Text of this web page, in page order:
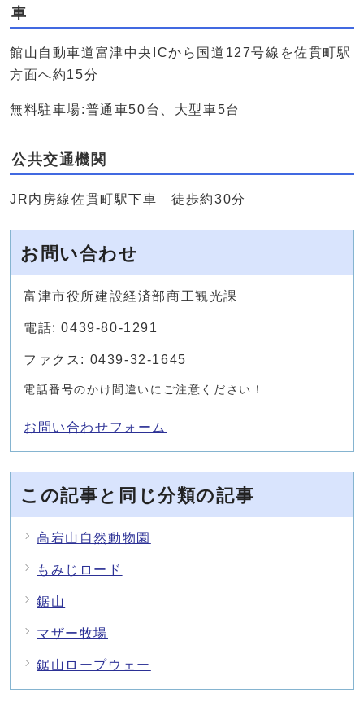
車
館山自動車道富津中央ICから国道127号線を佐貫町駅
方面へ約15分
無料駐車場:普通車50台、大型車5台
公共交通機関
JR内房線佐貫町駅下車 徒歩約30分
お問い合わせ
富津市役所建設経済部商工観光課
電話: 0439-80-1291
ファクス: 0439-32-1645
電話番号のかけ間違いにご注意ください！
お問い合わせフォーム
この記事と同じ分類の記事
高宕山自然動物園
もみじロード
鋸山
マザー牧場
鋸山ロープウェー